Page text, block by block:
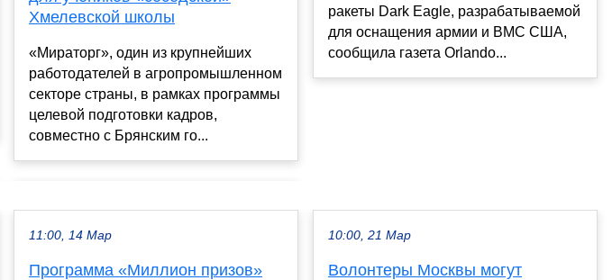
Хмелевской школы
«Мираторг», один из крупнейших
работодателей в агропромышленном
секторе страны, в рамках программы
целевой подготовки кадров,
совместно с Брянским го...
ракеты Dark Eagle, разрабатываемой
для оснащения армии и ВМС США,
сообщила газета Orlando...
11:00, 14 Мар
Программа «Миллион призов»
10:00, 21 Мар
Волонтеры Москвы могут